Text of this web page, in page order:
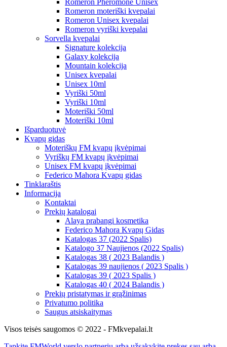
Romeron moteriški kvepalai
Romeron Unisex kvepalai
Romeron vyriški kvepalai
Sorvella kvepalai
Signature kolekcija
Galaxy kolekcija
Mountain kolekcija
Unisex kvepalai
Unisex 10ml
Vyriški 50ml
Vyriški 10ml
Moteriški 50ml
Moteriški 10ml
Išparduotuvė
Kvapų gidas
Moteriškų FM kvapų įkvėpimai
Vyriškų FM kvapų įkvėpimai
Unisex FM kvapų įkvėpimai
Federico Mahora Kvapų gidas
Tinklaraštis
Informacija
Kontaktai
Prekių katalogai
Alaya prabangi kosmetika
Federico Mahora Kvapų Gidas
Katalogas 37 (2022 Spalis)
Katalogo 37 Naujienos (2022 Spalis)
Katalogas 38 ( 2023 Balandis )
Katalogas 39 naujienos ( 2023 Spalis )
Katalogas 39 ( 2023 Spalis )
Katalogas 40 ( 2024 Balandis )
Prekių pristatymas ir grąžinimas
Privatumo politika
Saugus atsiskaitymas
Visos teisės saugomos © 2022 - FMkvepalai.lt